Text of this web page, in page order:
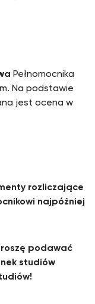
Pełnomocnika
Na podstawie
jest ocena w
rozliczające
najpóźniej
podawać
studiów